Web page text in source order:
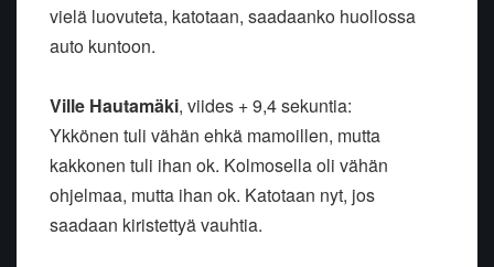
vielä luovuteta, katotaan, saadaanko huollossa
auto kuntoon.
Ville Hautamäki, viides + 9,4 sekuntia:
Ykkönen tuli vähän ehkä mamoillen, mutta
kakkonen tuli ihan ok. Kolmosella oli vähän
ohjelmaa, mutta ihan ok. Katotaan nyt, jos
saadaan kiristettyä vauhtia.